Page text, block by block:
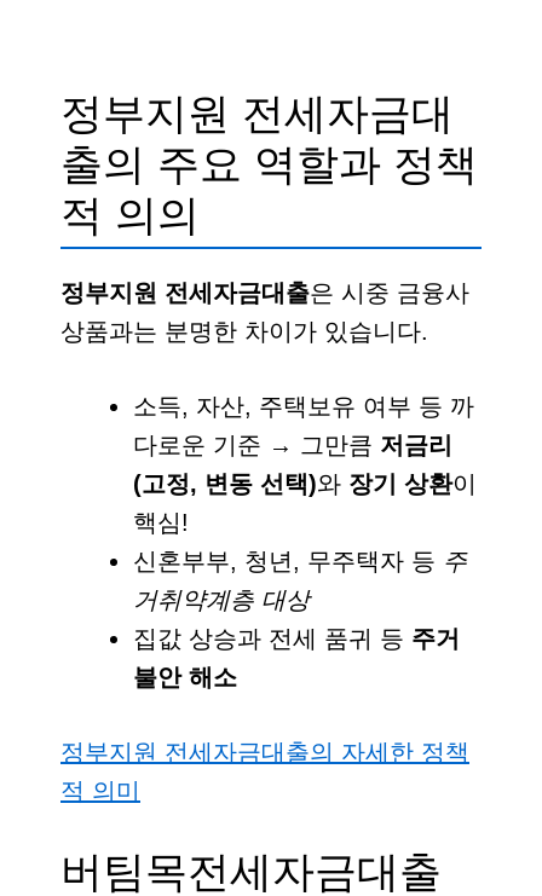
정부지원 전세자금대
출의 주요 역할과 정책
적 의의
정부지원 전세자금대출은 시중 금융사
상품과는 분명한 차이가 있습니다.
소득, 자산, 주택보유 여부 등 까
다로운 기준 → 그만큼 저금리
(고정, 변동 선택)와 장기 상환이
핵심!
신혼부부, 청년, 무주택자 등 주
거취약계층 대상
집값 상승과 전세 품귀 등 주거
불안 해소
정부지원 전세자금대출의 자세한 정책
적 의미
버팀목전세자금대출